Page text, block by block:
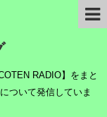
RADIO】をまと
ついて発信していま